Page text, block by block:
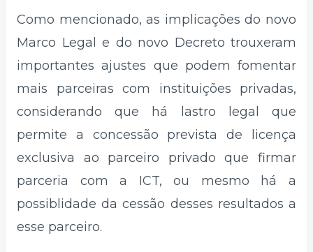
Como mencionado, as implicações do novo
Marco Legal e do novo Decreto trouxeram
importantes ajustes que podem fomentar
mais parceiras com instituições privadas,
considerando que há lastro legal que
permite a concessão prevista de licença
exclusiva ao parceiro privado que firmar
parceria com a ICT, ou mesmo há a
possiblidade da cessão desses resultados a
esse parceiro.